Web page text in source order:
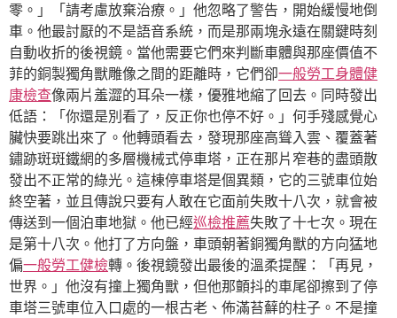
零。」「請考慮放棄治療。」他忽略了警告，開始緩慢地倒
車。他最討厭的不是語音系統，而是那兩塊永遠在關鍵時刻
自動收折的後視鏡。當他需要它們來判斷車體與那座價值不
菲的銅製獨角獸雕像之間的距離時，它們卻一般勞工身體健
康檢查像兩片羞澀的耳朵一樣，優雅地縮了回去。同時發出
低語：「你還是別看了，反正你也停不好。」何手殘感覺心
臟快要跳出來了。他轉頭看去，發現那座高聳入雲、覆蓋著
鏽跡斑斑鐵網的多層機械式停車塔，正在那片窄巷的盡頭散
發出不正常的綠光。這棟停車塔是個異類，它的三號車位始
終空著，並且傳說只要有人敢在它面前失敗十八次，就會被
傳送到一個泊車地獄。他已經巡檢推薦失敗了十七次。現在
是第十八次。他打了方向盤，車頭朝著銅獨角獸的方向猛地
偏一般勞工健檢轉。後視鏡發出最後的溫柔提醒：「再見，
世界。」他沒有撞上獨角獸，但他那顫抖的車尾卻擦到了停
車塔三號車位入口處的一根古老、佈滿苔蘚的柱子。不是撞